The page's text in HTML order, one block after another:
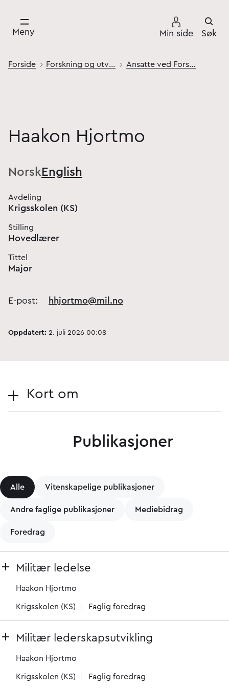
Meny Min side Søk
Forside Forskning og utvikling Ansatte ved Forsvarets høgskole
Haakon Hjortmo
NorskEnglish
Avdeling
Krigsskolen (KS)
Stilling
Hovedlærer
Tittel
Major
E-post: hhjortmo@mil.no
Oppdatert: 2. juli 2026 00:08
Kort om
Publikasjoner
Alle Vitenskapelige publikasjoner
Andre faglige publikasjoner Mediebidrag
Foredrag
Militær ledelse
Haakon Hjortmo
Krigsskolen (KS) Faglig foredrag
Militær lederskapsutvikling
Haakon Hjortmo
Krigsskolen (KS) Faglig foredrag